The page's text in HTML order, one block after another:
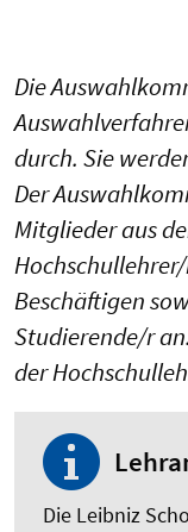
Die
durch. Sie
Der
Mitglieder aus
Beschäftigen
Studierende/r
der
Die Leibniz